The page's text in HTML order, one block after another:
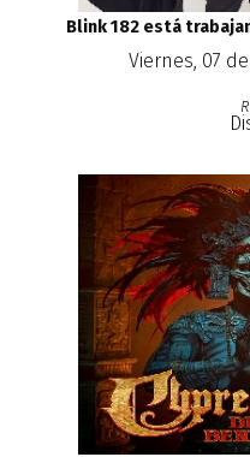
Blink 182 está
Viernes, 07